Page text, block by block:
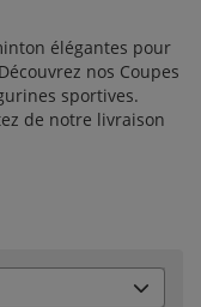
élégantes pour
nos Coupes
sportives.
de notre livraison